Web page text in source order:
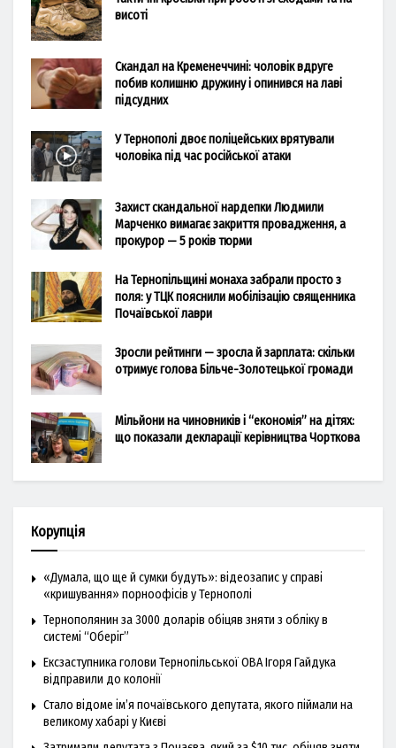
висоті
Скандал на Кременеччині: чоловік вдруге
побив колишню дружину і опинився на лаві
підсудних
У Тернополі двоє поліцейських врятували
чоловіка під час російської атаки
Захист скандальної нардепки Людмили
Марченко вимагає закриття провадження, а
прокурор — 5 років тюрми
На Тернопільщині монаха забрали просто з
поля: у ТЦК пояснили мобілізацію священника
Почаївської лаври
Зросли рейтинги — зросла й зарплата: скільки
отримує голова Більче-Золотецької громади
Мільйони на чиновників і “економія” на дітях:
що показали декларації керівництва Чорткова
Корупція
«Думала, що ще й сумки будуть»: відеозапис у справі
«кришування» порноофісів у Тернополі
Тернополянин за 3000 доларів обіцяв зняти з обліку в
системі “Оберіг”
Ексзаступника голови Тернопільської ОВА Ігоря Гайдука
відправили до колонії
Стало відоме ім’я почаївського депутата, якого піймали на
великому хабарі у Києві